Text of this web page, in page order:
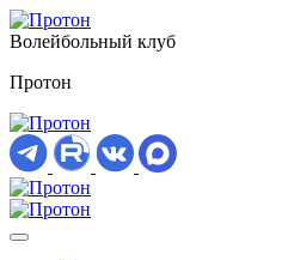
Волейбольный клуб
Протон